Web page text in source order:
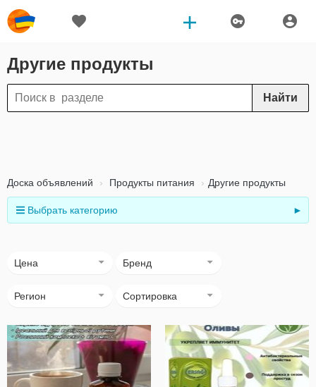
Другие продукты
Найти
Доска объявлений Продукты питания Другие продукты
Выбрать категорию ►
Цена Бренд
Регион Сортировка